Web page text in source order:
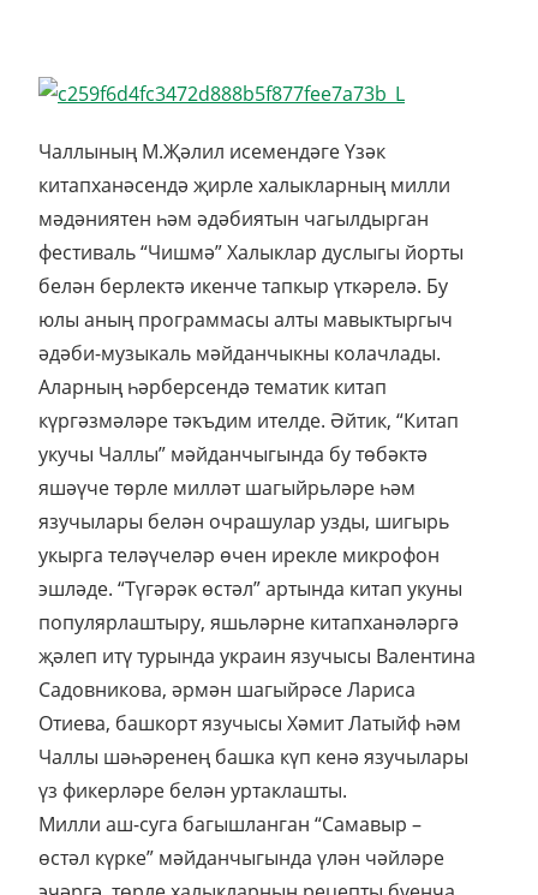
Чаллының М.Җәлил исемендәге Үзәк
китапханәсендә җирле халыкларның милли
мәдәниятен һәм әдәбиятын чагылдырган
фестиваль “Чишмә” Халыклар дуслыгы йорты
белән берлектә икенче тапкыр үткәрелә. Бу
юлы аның программасы алты мавыктыргыч
әдәби-музыкаль мәйданчыкны колачлады.
Аларның һәрберсендә тематик китап
күргәзмәләре тәкъдим ителде. Әйтик, “Китап
укучы Чаллы” мәйданчыгында бу төбәктә
яшәүче төрле милләт шагыйрьләре һәм
язучылары белән очрашулар узды, шигырь
укырга теләүчеләр өчен ирекле микрофон
эшләде. “Түгәрәк өстәл” артында китап укуны
популярлаштыру, яшьләрне китапханәләргә
җәлеп итү турында украин язучысы Валентина
Садовникова, әрмән шагыйрәсе Лариса
Отиева, башкорт язучысы Хәмит Латыйф һәм
Чаллы шәһәренең башка күп кенә язучылары
үз фикерләре белән уртаклашты.
Милли аш-суга багышланган “Самавыр –
өстәл күрке” мәйданчыгында үлән чәйләре